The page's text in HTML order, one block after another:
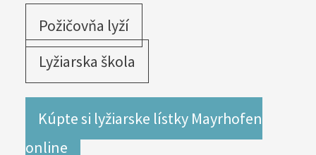
Požičovňa lyží
Lyžiarska škola
Kúpte si lyžiarske lístky Mayrhofen